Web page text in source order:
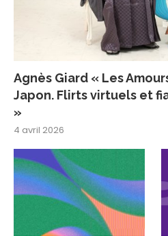
Agnès Giard « Les
Japon. Flirts virtuels et
»
4 avril 2026